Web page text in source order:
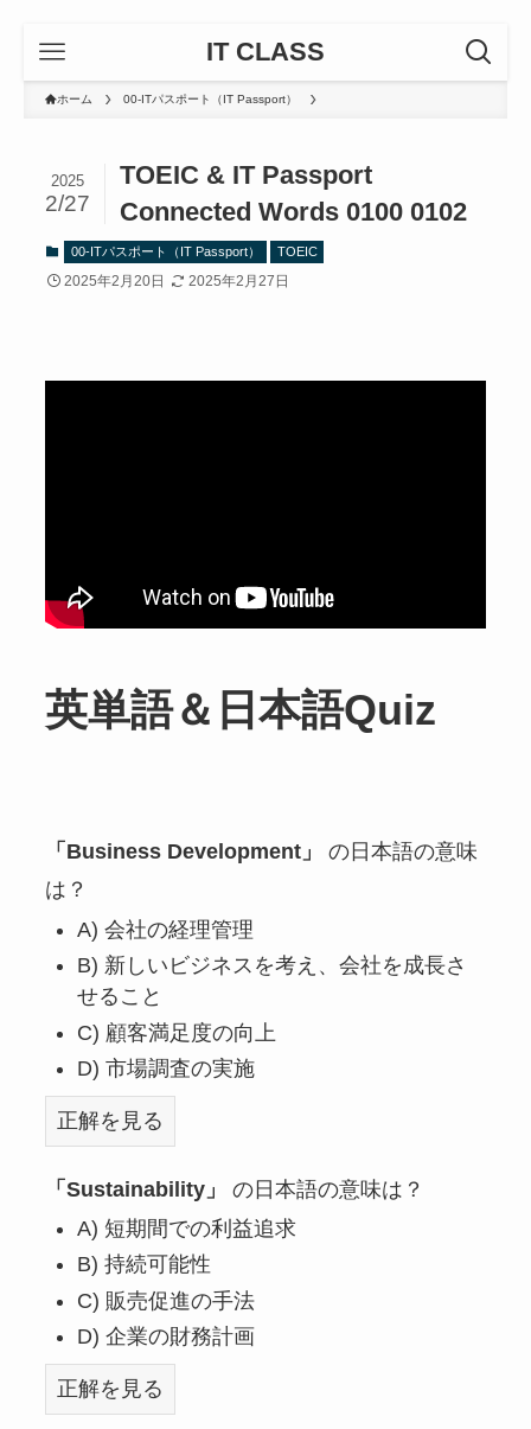
IT CLASS
ホーム 00-ITパスポート（IT Passport）
TOEIC & IT Passport
Connected Words 0100 0102
2025
2/27
00-ITパスポート（IT Passport） TOEIC
2025年2月20日 2025年2月27日
英単語＆日本語Quiz
「Business Development」
の日本語の意味
は？
A) 会社の経理管理
B) 新しいビジネスを考え、会社を成長さ
せること
C) 顧客満足度の向上
D) 市場調査の実施
正解を見る
「Sustainability」
の日本語の意味は？
A) 短期間での利益追求
B) 持続可能性
C) 販売促進の手法
D) 企業の財務計画
正解を見る